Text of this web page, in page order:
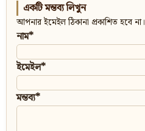
একটি মন্তব্য লিখুন
আপনার ইমেইল ঠিকানা প্রকাশিত হবে না।
নাম*
ইমেইল*
মন্তব্য*